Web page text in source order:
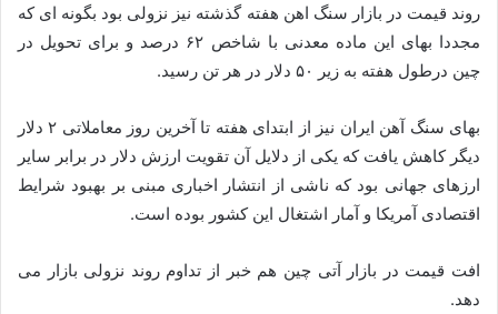
روند قیمت در بازار سنگ اهن هفته گذشته نیز نزولی بود بگونه ای که
مجددا بهای این ماده معدنی با شاخص ۶۲ درصد و برای تحویل در
چین درطول هفته به زیر ۵۰ دلار در هر تن رسید.
بهای سنگ آهن ایران نیز از ابتدای هفته تا آخرین روز معاملاتی ۲ دلار
دیگر کاهش یافت که یکی از دلایل آن تقویت ارزش دلار در برابر سایر
ارزهای جهانی بود که ناشی از انتشار اخباری مبنی بر بهبود شرایط
اقتصادی آمریکا و آمار اشتغال این کشور بوده است.
افت قیمت در بازار آتی چین هم خبر از تداوم روند نزولی بازار می
دهد.